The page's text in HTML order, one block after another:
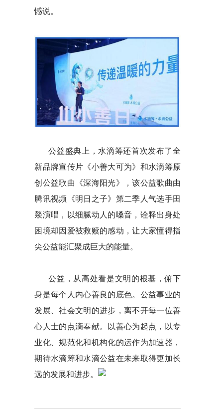
憾说。
公益盛典上，水滴筹还首次发布了全
新品牌宣传片《小善大可为》和水滴筹原
创公益歌曲《深海阳光》，该公益歌曲由
腾讯视频《明日之子》第二季人气选手田
燚演唱，以细腻动人的嗓音，诠释出身处
困境却因爱被救赎的感动，让大家懂得指
尖公益能汇聚成巨大的能量。
公益，从高处看是文明的根基，俯下
身是每个人内心善良的底色。公益事业的
发展、社会文明的进步，离不开每一位善
心人士的点滴奉献。以善心为起点，以专
业化、规范化和机构化的运作为加速器，
期待水滴筹和水滴公益在未来取得更加长
远的发展和进步。